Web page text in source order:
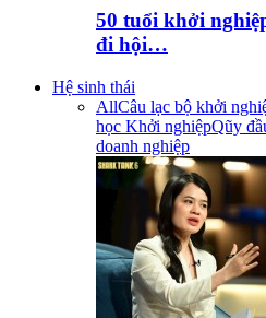
50 tuổi khởi
đi hội…
Hệ sinh thái
AllCâu lạc bộ khởi
học Khởi nghiệpQũy
doanh nghiệp